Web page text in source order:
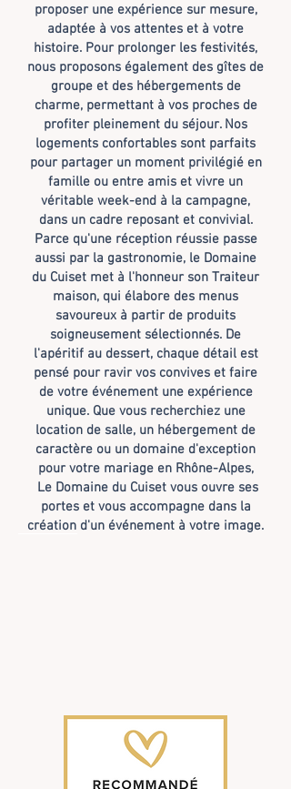
proposer une expérience sur mesure,
adaptée à vos attentes et à votre
histoire. Pour prolonger les festivités,
nous proposons également des gîtes de
groupe et des hébergements de
charme, permettant à vos proches de
profiter pleinement du séjour. Nos
logements confortables sont parfaits
pour partager un moment privilégié en
famille ou entre amis et vivre un
véritable week-end à la campagne,
dans un cadre reposant et convivial.
Parce qu'une réception réussie passe
aussi par la gastronomie, le Domaine
du Cuiset met à l'honneur son Traiteur
maison, qui élabore des menus
savoureux à partir de produits
soigneusement sélectionnés. De
l'apéritif au dessert, chaque détail est
pensé pour ravir vos convives et faire
de votre événement une expérience
unique. Que vous recherchiez une
location de salle, un hébergement de
caractère ou un domaine d'exception
pour votre mariage en Rhône-Alpes,
Le Domaine du Cuiset vous ouvre ses
portes et vous accompagne dans la
création d'un événement à votre image.